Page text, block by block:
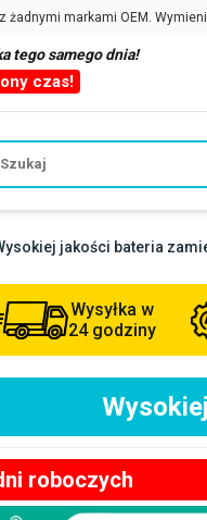
tego samego dnia!
czas!
jakości bateria
Wysyłka w
24 godziny
roboczych